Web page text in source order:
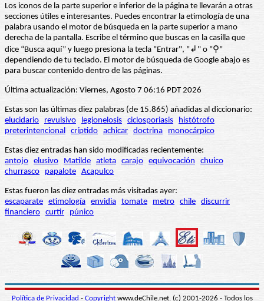
Los iconos de la parte superior e inferior de la página te llevarán a otras
secciones útiles e interesantes. Puedes encontrar la etimología de una
palabra usando el motor de búsqueda en la parte superior a mano
derecha de la pantalla. Escribe el término que buscas en la casilla que
dice “Busca aquí” y luego presiona la tecla "Entrar", "↲" o "⚲"
dependiendo de tu teclado. El motor de búsqueda de Google abajo es
para buscar contenido dentro de las páginas.
Última actualización: Viernes, Agosto 7 06:16 PDT 2026
Estas son las últimas diez palabras (de 15.865) añadidas al diccionario:
elucidario
revulsivo legionelosis ciclosporiasis
histótrofo
preterintencional críptido achicar doctrina monocárpico
Estas diez entradas han sido modificadas recientemente:
antojo elusivo Matilde atleta carajo equivocación
chuico
churrasco
papalote Acapulco
Estas fueron las diez entradas más visitadas ayer:
escaparate etimología envidia tomate metro chile discurrir
financiero curtir púnico
Política de Privacidad - Copyrightwww.deChile.net. (c) 2001-2026 - Todos los